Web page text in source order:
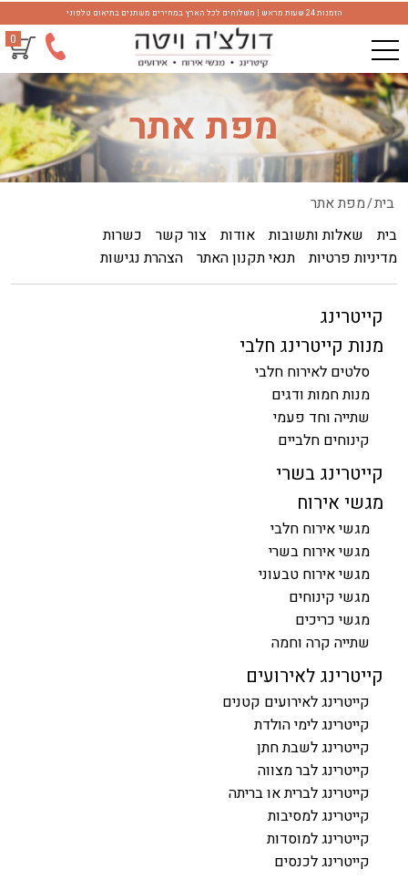
הזמנות 24 שעות מראש | משלוחים לכל הארץ במחירים משתנים בתיאום טלפוני
0
מפת אתר
בית/מפת אתר
בית
שאלות ותשובות אודות צור קשר
כשרות
מדיניות פרטיות
תנאי תקנון האתר הצהרת נגישות
קייטרינג
מנות קייטרינג חלבי
סלטים לאירוח חלבי
מנות חמות ודגים
שתייה וחד פעמי
קינוחים חלביים
קייטרינג בשרי
מגשי אירוח
מגשי אירוח חלבי
מגשי אירוח בשרי
מגשי אירוח טבעוני
מגשי קינוחים
מגשי כריכים
שתייה קרה וחמה
קייטרינג לאירועים
קייטרינג לאירועים קטנים
קייטרינג לימי הולדת
קייטרינג לשבת חתן
קייטרינג לבר מצווה
קייטרינג לברית או בריתה
קייטרינג למסיבות
קייטרינג למוסדות
קייטרינג לכנסים